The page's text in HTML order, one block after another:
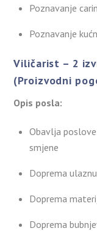
Poznavanje
Poznavanje
Viličarist – 2
(Proizvodni
Opis posla:
Obavlja
smjene
Doprema
Doprema
Doprema